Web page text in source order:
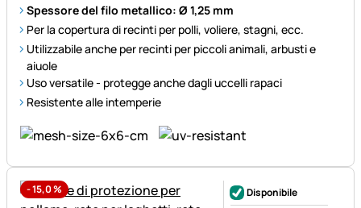
Spessore del filo metallico: Ø 1,25 mm
Per la copertura di recinti per polli, voliere, stagni, ecc.
Utilizzabile anche per recinti per piccoli animali, arbusti e
aiuole
Uso versatile - protegge anche dagli uccelli rapaci
Resistente alle intemperie
-15,0%
Disponibile